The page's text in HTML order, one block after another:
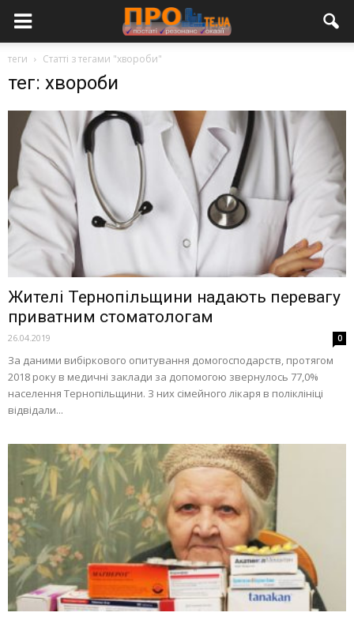
теги Статті з тегами "хвороби"
тег: хвороби
Жителі Тернопільщини надають перевагу
приватним стоматологам
26.04.2019 0
За даними вибіркового опитування домогосподарств, протягом
2018 року в медичні заклади за допомогою звернулось 77,0%
населення Тернопільщини. З них сімейного лікаря в поліклініці
відвідали...